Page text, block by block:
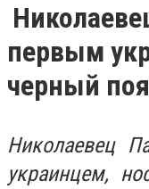
первым
черный
Николаевец
украинцем,